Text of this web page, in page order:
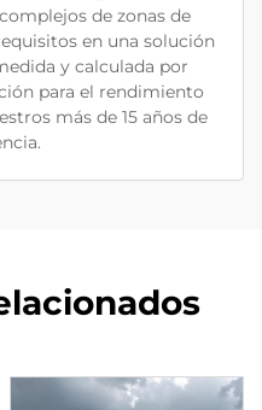
de zonas de
en una solución
y calculada por
para el rendimiento
más de 15 años de